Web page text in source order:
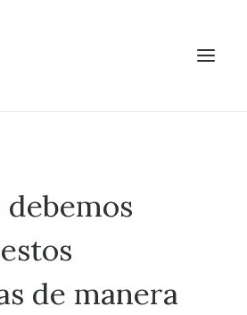
de manera